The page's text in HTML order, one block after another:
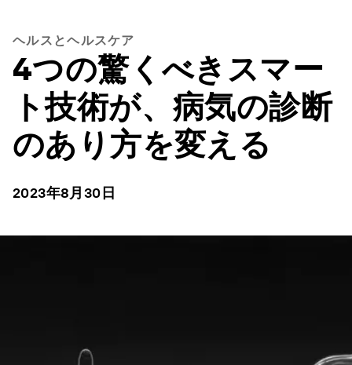
ヘルスとヘルスケア
4つの驚くべきスマー
ト技術が、病気の診断
のあり方を変える
2023年8月30日